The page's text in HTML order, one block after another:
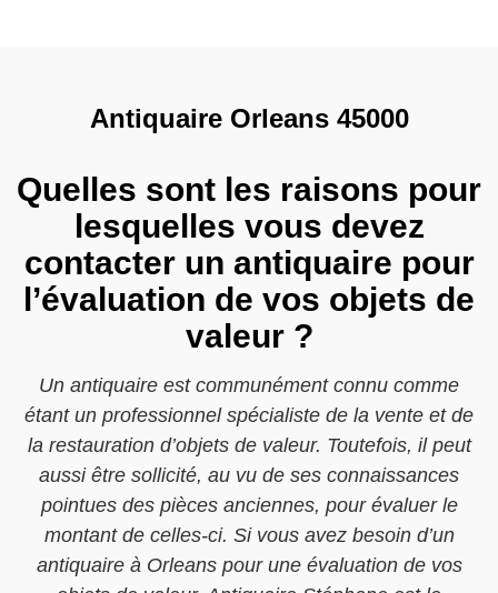
Antiquaire Orleans 45000
Quelles sont les raisons pour
lesquelles vous devez
contacter un antiquaire pour
l’évaluation de vos objets de
valeur ?
Un antiquaire est communément connu comme
étant un professionnel spécialiste de la vente et de
la restauration d’objets de valeur. Toutefois, il peut
aussi être sollicité, au vu de ses connaissances
pointues des pièces anciennes, pour évaluer le
montant de celles-ci. Si vous avez besoin d’un
antiquaire à Orleans pour une évaluation de vos